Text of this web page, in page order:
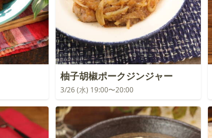
柚子胡椒ポークジンジャー
3/26 (水) 19:00〜20:00